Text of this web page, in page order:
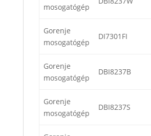
mosogatógép
Gorenje
mosogatógép
DI7301FI
Gorenje
mosogatógép
DBI8237B
Gorenje
mosogatógép
DBI8237S